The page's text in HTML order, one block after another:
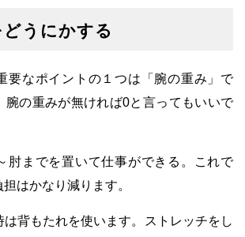
うにかする
要なポイントの１つは「腕の重み」で
腕の重みが無ければ0と言ってもいいで
肘までを置いて仕事ができる。これで
はかなり減ります。
背もたれを使います。ストレッチをし